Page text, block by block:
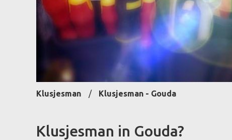
Klusjesman Klusjesman - Gouda
Klusjesman in Gouda?